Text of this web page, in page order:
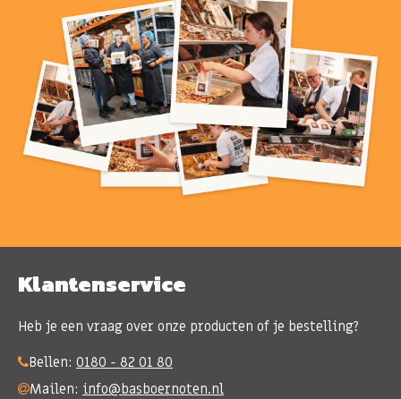
Klantenservice
Heb je een vraag over onze producten of je bestelling?
Bellen: 0180 - 82 01 80
Mailen: info@basboernoten.nl